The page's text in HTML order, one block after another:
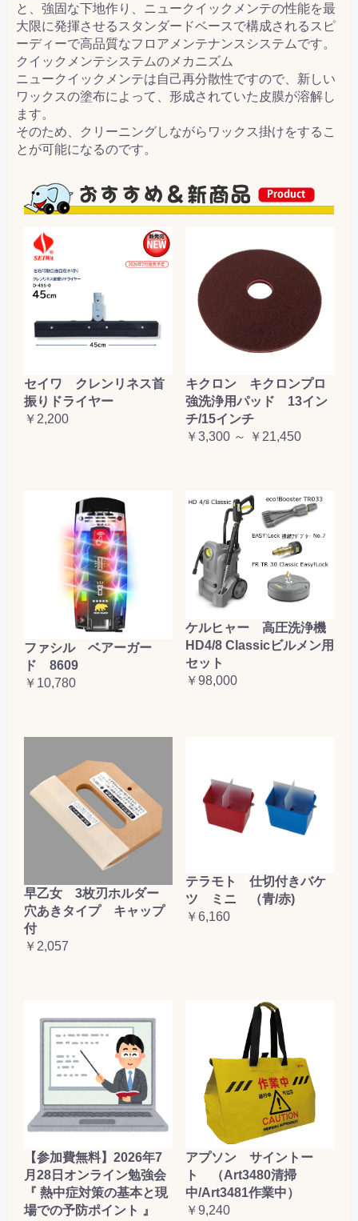
と、強固な下地作り、ニュークイックメンテの性能を最
大限に発揮させるスタンダードベースで構成されるスピ
ーディーで高品質なフロアメンテナンスシステムです。
クイックメンテシステムのメカニズム
ニュークイックメンテは自己再分散性ですので、新しい
ワックスの塗布によって、形成されていた皮膜が溶解し
ます。
そのため、クリーニングしながらワックス掛けをするこ
とが可能になるのです。
セイワ クレンリネス首
振りドライヤー
￥2,200
キクロン キクロンプロ
強洗浄用パッド 13イン
チ/15インチ
￥3,300 ～ ￥21,450
ファシル ベアーガー
ド 8609
￥10,780
ケルヒャー 高圧洗浄機
HD4/8 Classicビルメン用
セット
￥98,000
早乙女 3枚刃ホルダー
穴あきタイプ キャップ
付
￥2,057
テラモト 仕切付きバケ
ツ ミニ （青/赤)
￥6,160
【参加費無料】2026年7
月28日オンライン勉強会
『 熱中症対策の基本と現
場での予防ポイント 』
アプソン サイントー
ト （Art3480清掃
中/Art3481作業中）
￥9,240